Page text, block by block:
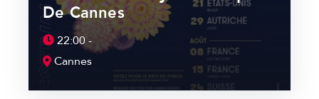
De Cannes
22:00 -
Cannes